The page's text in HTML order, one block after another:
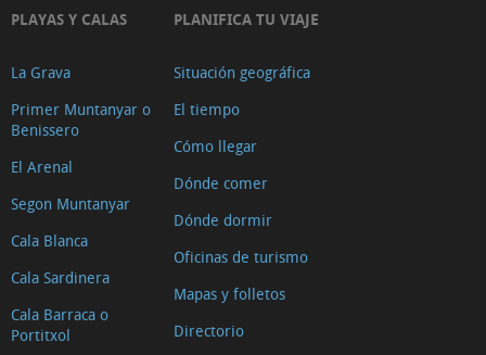
PLAYAS Y CALAS
La Grava
Primer Muntanyar o
Benissero
El Arenal
Segon Muntanyar
Cala Blanca
Cala Sardinera
Cala Barraca o
Portitxol
PLANIFICA TU VIAJE
Situación geográfica
El tiempo
Cómo llegar
Dónde comer
Dónde dormir
Oficinas de turismo
Mapas y folletos
Directorio